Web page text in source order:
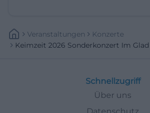
Veranstaltungen
Konzerte
Keimzeit 2026 Sonderkonzert Im
Schnellzugriff
Über uns